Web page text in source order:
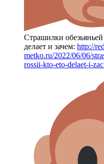
Страшилки
делает и зачем: http://
metko.ru/2022/06/06/
rossii-kto-eto-delaet-i-